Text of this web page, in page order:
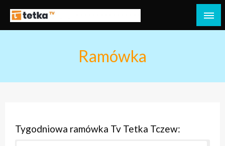
treściTv Tetka Tczew
Tetka Tczew – Twoja lokalna telewizja!
Ramówka
Tygodniowa ramówka Tv Tetka Tczew: